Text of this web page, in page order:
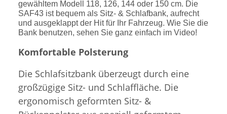
gewähltem Modell 118, 126, 144 oder 150 cm. Die
SAF43 ist bequem als Sitz- & Schlafbank, aufrecht
und ausgeklappt der Hit für Ihr Fahrzeug. Wie Sie die
Bank benutzen, sehen Sie ganz einfach im Video!
Komfortable Polsterung
Die Schlafsitzbank überzeugt durch eine
großzügige Sitz- und Schlaffläche. Die
ergonomisch geformten Sitz- &